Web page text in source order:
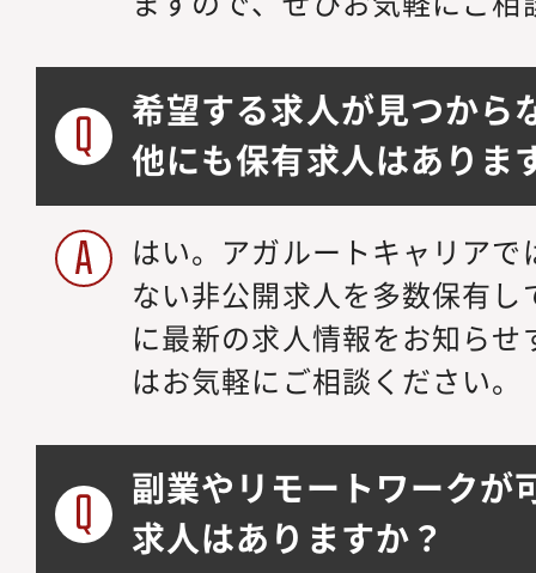
希望する求人が見つから
他にも保有求人はありま
はい。アガルートキャリア
ない非公開求人を多数保有
に最新の求人情報をお知ら
はお気軽にご相談ください。
副業やリモートワークが
求人はありますか？